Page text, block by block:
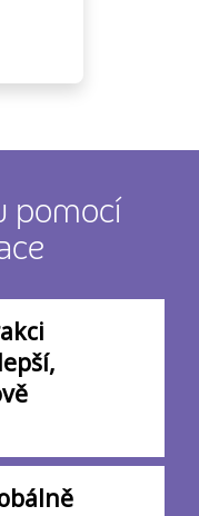
pomocí